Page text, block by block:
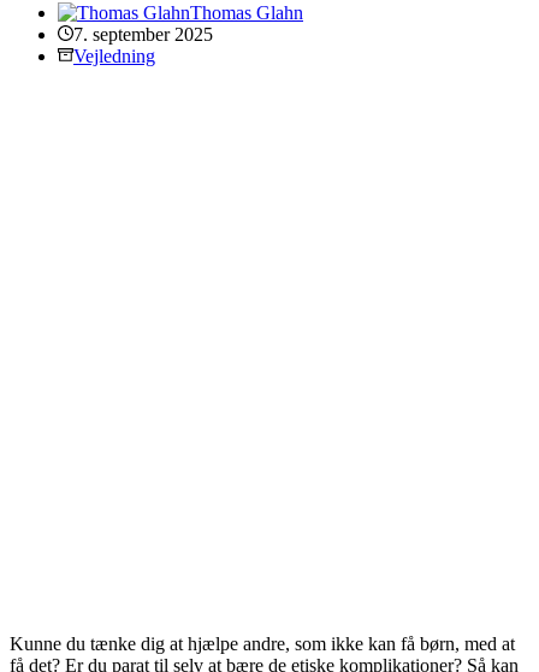
Thomas Glahn
7. september 2025
Vejledning
Kunne du tænke dig at hjælpe andre, som ikke kan få børn, med at
få det? Er du parat til selv at bære de etiske komplikationer? Så kan